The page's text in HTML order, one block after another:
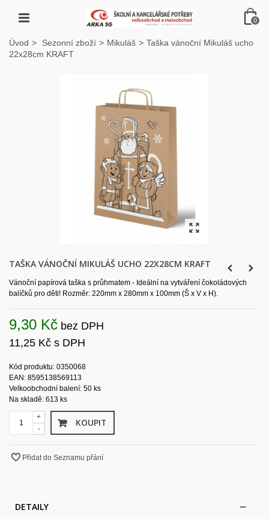
0
Úvod > Sezonní zboží > Mikuláš > Taška vánoční Mikuláš ucho
22x28cm KRAFT
TAŠKA VÁNOČNÍ MIKULÁŠ UCHO 22X28CM KRAFT
Vánoční papírová taška s průhmatem - Ideální na vytváření čokoládových
balíčků pro děti! Rozměr: 220mm x 280mm x 100mm (Š x V x H).
9,30 Kč bez DPH
11,25 Kč s DPH
Kód produktu: 0350068
EAN: 8595138569113
Velkoobchodní balení: 50 ks
Na skladě: 613 ks
-
+ KOUPIT
Přidat do Seznamu přání
DETAILY